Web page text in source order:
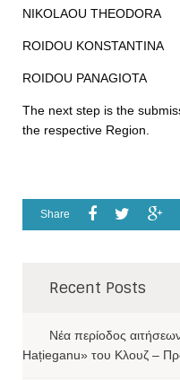
NIKOLAOU THEODORA
ROIDOU KONSTANTINA
ROIDOU PANAGIOTA
The next step is the
the respective Region.
Share
Recent Posts
Νέα περίοδος
Hațieganu» του Κλουζ –